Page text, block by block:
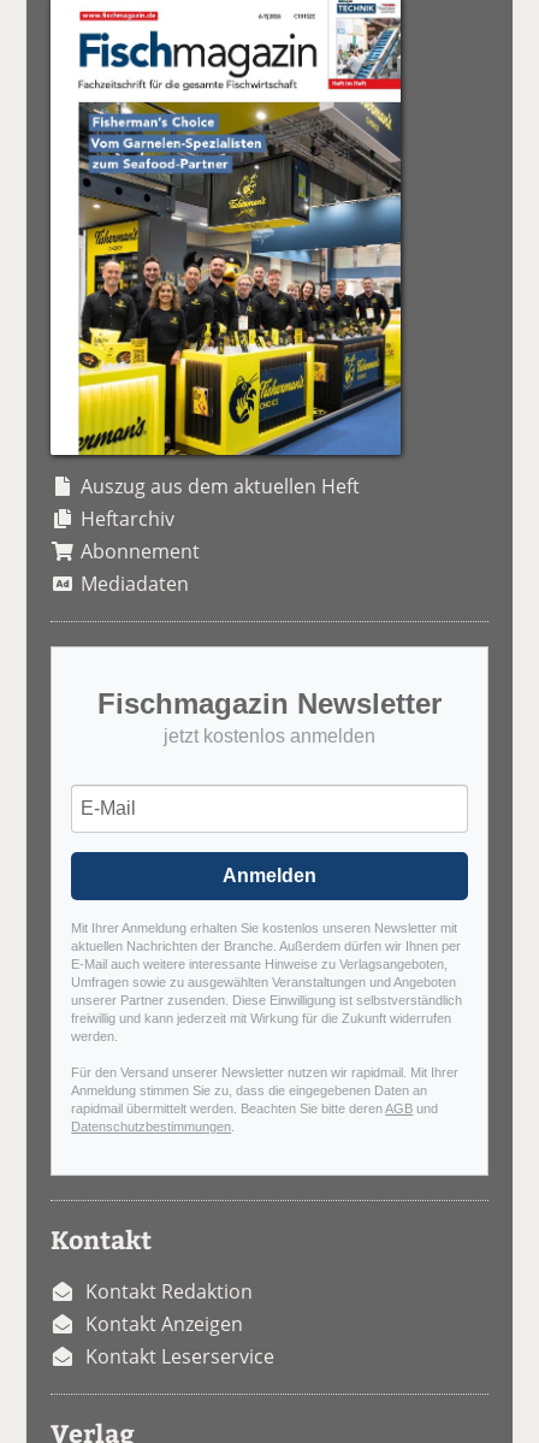
Auszug aus dem aktuellen Heft
Heftarchiv
Abonnement
Mediadaten
Fischmagazin Newsletter
jetzt kostenlos anmelden
Anmelden
Mit Ihrer Anmeldung erhalten Sie kostenlos unseren Newsletter mit
aktuellen Nachrichten der Branche. Außerdem dürfen wir Ihnen per
E-Mail auch weitere interessante Hinweise zu Verlagsangeboten,
Umfragen sowie zu ausgewählten Veranstaltungen und Angeboten
unserer Partner zusenden. Diese Einwilligung ist selbstverständlich
freiwillig und kann jederzeit mit Wirkung für die Zukunft widerrufen
werden.
Für den Versand unserer Newsletter nutzen wir rapidmail. Mit Ihrer
Anmeldung stimmen Sie zu, dass die eingegebenen Daten an
rapidmail übermittelt werden. Beachten Sie bitte derenAGB und
Datenschutzbestimmungen
Kontakt
Kontakt Redaktion
Kontakt Anzeigen
Kontakt Leserservice
Verlag